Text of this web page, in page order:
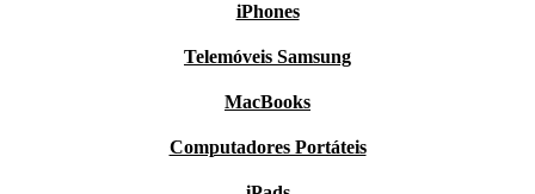
iPhones
Telemóveis Samsung
MacBooks
Computadores Portáteis